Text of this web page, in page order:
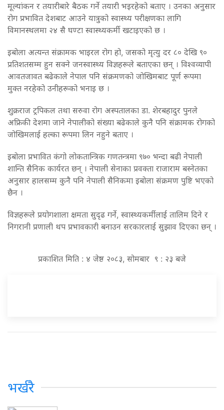
मूल्यांकन र तयारीबारे बैठक गर्ने तयारी भइरहेको बताए । उनका अनुसार
रोग प्रभावित देशबाट आउने यात्रुको स्वास्थ्य परीक्षणका लागि
विमानस्थलमा २४ सै घण्टा स्वास्थ्यकर्मी खटाइएको छ ।
इबोला अत्यन्त संक्रामक भाइरल रोग हो, जसको मृत्यु दर ८० देखि ९०
प्रतिशतसम्म हुन सक्ने जनस्वास्थ्य विज्ञहरूले बताएका छन् । विश्वव्यापी
आवतजावत बढेकाले नेपाल पनि संक्रमणको जोखिमबाट पूर्ण रूपमा
मुक्त नरहेको उनीहरूको भनाइ छ ।
शुक्रराज ट्रपिकल तथा सरुवा रोग अस्पतालका डा. शेरबहादुर पुनले
अफ्रिकी देशमा जाने नेपालीको संख्या बढेकाले कुनै पनि संक्रामक रोगको
जोखिमलाई हल्का रूपमा लिन नहुने बताए ।
इबोला प्रभावित कंगो लोकतान्त्रिक गणतन्त्रमा ९७० भन्दा बढी नेपाली
शान्ति सैनिक कार्यरत छन् । नेपाली सेनाका प्रवक्ता राजाराम बस्नेतका
अनुसार हालसम्म कुनै पनि नेपाली सैनिकमा इबोला संक्रमण पुष्टि भएको
छैन ।
विज्ञहरूले प्रयोगशाला क्षमता सुदृढ गर्ने, स्वास्थ्यकर्मीलाई तालिम दिने र
निगरानी प्रणाली थप प्रभावकारी बनाउन सरकारलाई सुझाव दिएका छन् ।
प्रकाशित मिति : ४ जेष्ठ २०८३, सोमबार ९ : २३ बजे
भर्खरै